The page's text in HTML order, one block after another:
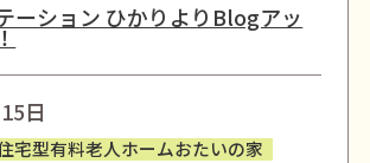
ーション ひかりよりBlogアッ
日
宅型有料老人ホームおたいの家